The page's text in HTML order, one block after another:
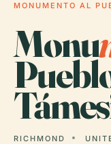
MONUMENTO AL
Monu
RICHMOND